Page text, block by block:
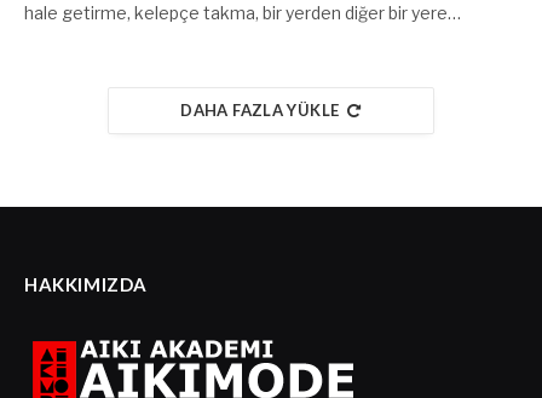
hale getirme, kelepçe takma, bir yerden diğer bir yere…
DAHA FAZLA YÜKLE
HAKKIMIZDA